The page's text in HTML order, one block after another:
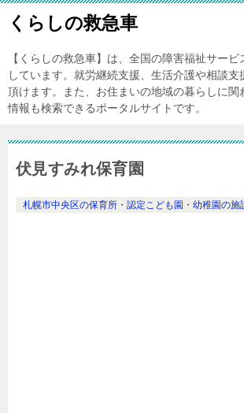
くらしの救急車
【くらしの救急車】は、全国の障害福祉サー
しています。就労継続支援、生活介護や相談支
頂けます。また、お住まいの地域の暮らしに関
情報も検索できるポータルサイトです。
伏見すみれ保育園
札幌市中央区の保育所・認定こども園・幼稚園の施